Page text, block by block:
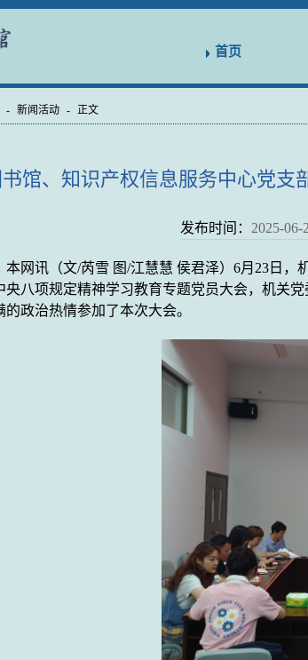
首页
- 新闻活动 - 正文
书馆、知识产权信息服务中心党
发布时间： 2025-06-
本网讯（文/芮雪 图/江慧慧 侯君泽）6月 23 日，
央八项规定精神学习教育专题党员大会，机关党
的政治热情参加了本次大会。